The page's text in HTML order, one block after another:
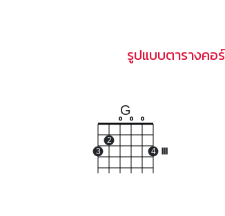
รูปแบบตารางค
G
3
2
o o o
4